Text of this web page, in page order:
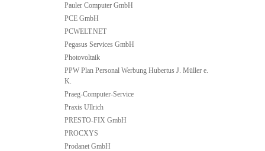
Pauler Computer GmbH
PCE GmbH
PCWELT.NET
Pegasus Services GmbH
Photovoltaik
PPW Plan Personal Werbung Hubertus J. Müller e.
K.
Praeg-Computer-Service
Praxis Ullrich
PRESTO-FIX GmbH
PROCXYS
Prodanet GmbH